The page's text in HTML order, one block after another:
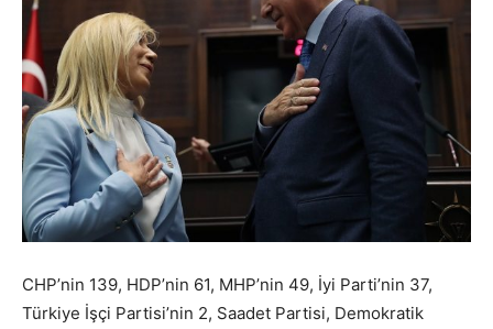
CHP’nin 139, HDP’nin 61, MHP’nin 49, İyi Parti’nin 37,
Türkiye İşçi Partisi’nin 2, Saadet Partisi, Demokratik